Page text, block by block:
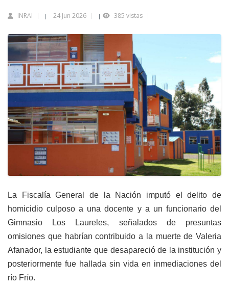
INRAI | 24 Jun 2026 | 385 vistas
La Fiscalía General de la Nación imputó el delito de
homicidio culposo a una docente y a un funcionario del
Gimnasio Los Laureles, señalados de presuntas
omisiones que habrían contribuido a la muerte de Valeria
Afanador, la estudiante que desapareció de la institución y
posteriormente fue hallada sin vida en inmediaciones del
río Frío.